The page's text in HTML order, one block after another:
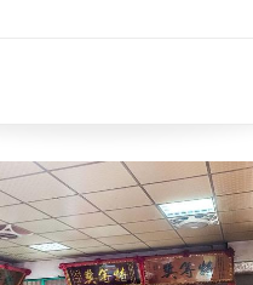
、「金車」、「鼎泰豐」的
全的好茶。 正全製茶廠的
不到50公頃，但由於正全
動對於茶菁的大量需求，
的茶區規模。 談到企業為
作，李宥陞先生自豪的表